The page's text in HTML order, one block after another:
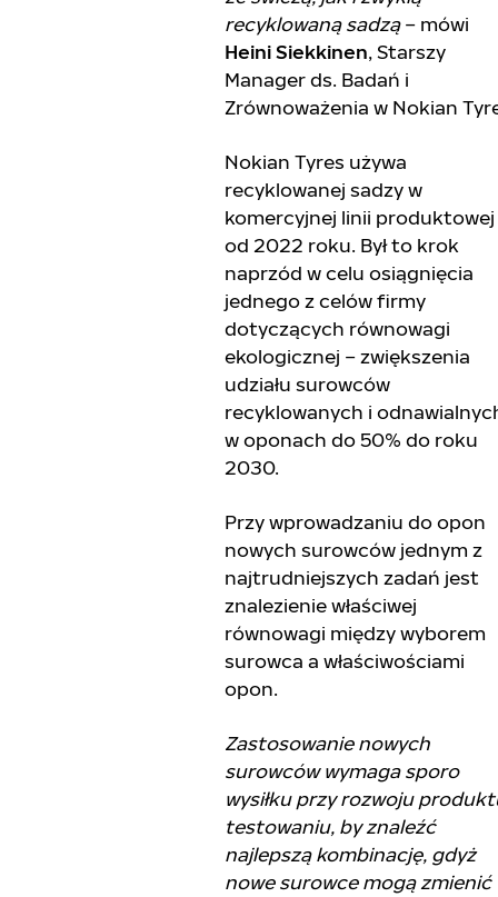
recyklowaną sadzą– mówi
Heini Siekkinen, Starszy
Manager ds. Badań i
Zrównoważenia w Nokian
Nokian Tyres używa
recyklowanej sadzy w
komercyjnej linii produktowej
od 2022 roku. Był to krok
naprzód w celu osiągnięcia
jednego z celów firmy
dotyczących równowagi
ekologicznej – zwiększenia
udziału surowców
recyklowanych i
w oponach do 50% do roku
2030.
Przy wprowadzaniu do opon
nowych surowców jednym z
najtrudniejszych zadań jest
znalezienie właściwej
równowagi między wyborem
surowca a właściwościami
opon.
Zastosowanie nowych
surowców wymaga sporo
wysiłku przy rozwoju
testowaniu, by znaleźć
najlepszą kombinację, gdyż
nowe surowce mogą zmienić